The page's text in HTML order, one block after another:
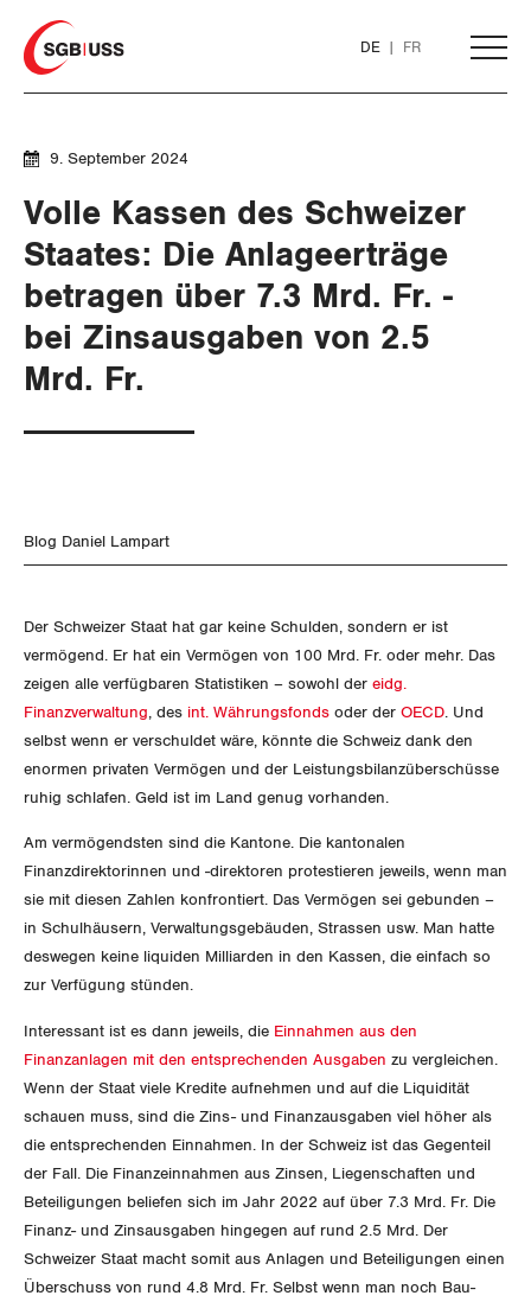
Home
DE FR
THEMEN
ARBEIT
Löhne und Vertragspolitik
Aussenwirtschaft
Berufliche Vorsorge
Überbrückungsleistung
Ergänzungsleistungen
Invalidenversicherung
Gesundheit
Post
Energie und Umwelt
Kommunikation und Medien
Gleichstellung von Frauen und Männern
Gleichstellung von LGBTI
BILDUNG & JUGEND
MIGRATION
GEWERKSCHAFTSPOLITIK
SERVICE
GEWERKSCHAFTSMITGLIED WERDEN
NEWSLETTER
Bestellformular
WIR ÜBER UNS
Vorstand
Präsidialausschuss
Feministische Kommission
Queer-Kommission
Rentner:innen-Kommission
ZENTRALSEKRETARIAT
Aargau
Beide Basel
Bern
Freiburg
Genf
Glarus
Jura
Luzern
Neuenburg
Nidwalden
Obwalden
Medien
Medienmitteilungen
Dossier
Vernehmlassungen
Bücher/Broschüren
Blog
Blog Daniel Lampart
Der Europa-Blog
9. September 2024
Volle Kassen des Schweizer
Staates: Die Anlageerträge
betragen über 7.3 Mrd. Fr. -
bei Zinsausgaben von 2.5
Mrd. Fr.
Blog Daniel Lampart
Der Schweizer Staat hat gar keine Schulden, sondern er ist
vermögend. Er hat ein Vermögen von 100 Mrd. Fr. oder mehr. Das
zeigen alle verfügbaren Statistiken – sowohl der eidg.
Finanzverwaltung, des int. Währungsfonds oder der OECD. Und
selbst wenn er verschuldet wäre, könnte die Schweiz dank den
enormen privaten Vermögen und der Leistungsbilanzüberschüsse
ruhig schlafen. Geld ist im Land genug vorhanden.
Am vermögendsten sind die Kantone. Die kantonalen
Finanzdirektorinnen und -direktoren protestieren jeweils, wenn man
sie mit diesen Zahlen konfrontiert. Das Vermögen sei gebunden –
in Schulhäusern, Verwaltungsgebäuden, Strassen usw. Man hatte
deswegen keine liquiden Milliarden in den Kassen, die einfach so
zur Verfügung stünden.
Interessant ist es dann jeweils, die Einnahmen aus den
Finanzanlagen mit den entsprechenden Ausgaben zu vergleichen.
Wenn der Staat viele Kredite aufnehmen und auf die Liquidität
schauen muss, sind die Zins- und Finanzausgaben viel höher als
die entsprechenden Einnahmen. In der Schweiz ist das Gegenteil
der Fall. Die Finanzeinnahmen aus Zinsen, Liegenschaften und
Beteiligungen beliefen sich im Jahr 2022 auf über 7.3 Mrd. Fr. Die
Finanz- und Zinsausgaben hingegen auf rund 2.5 Mrd. Der
Schweizer Staat macht somit aus Anlagen und Beteiligungen einen
Überschuss von rund 4.8 Mrd. Fr. Selbst wenn man noch Bau-